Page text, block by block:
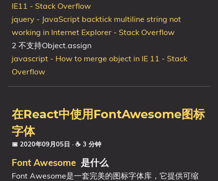
IE11 - Stack Overflow
jquery - JavaScript backtick multiline string not
working in Internet Explorer - Stack Overflow
2 不支持Object.assign
javascript - How to merge object in IE 11 - Stack
Overflow
在React中使用FontAwesome图标
字体
📅 2020年09月05日 · ☕ 3 分钟
Font Awesome 是什么
Font Awesome是一套完美的图标字体库，它提供可缩